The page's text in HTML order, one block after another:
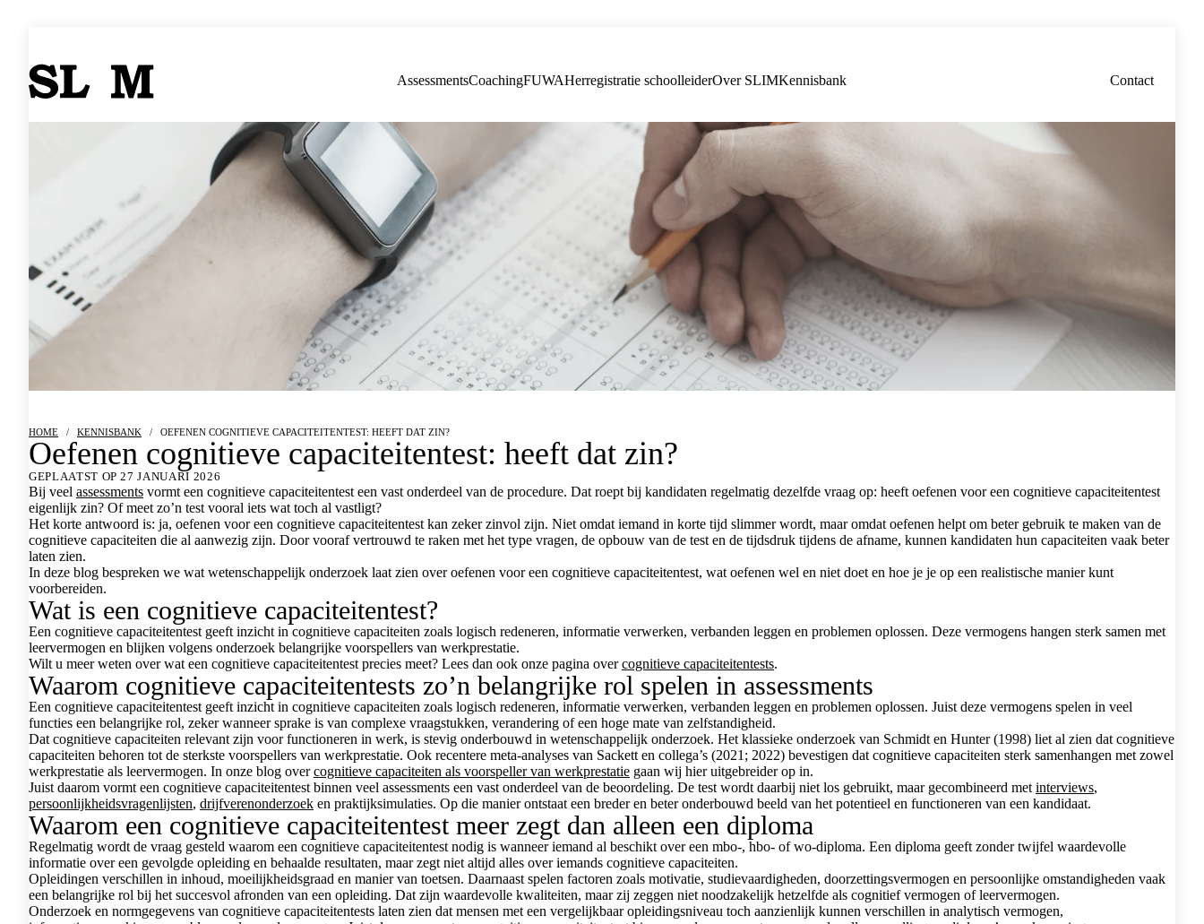
AssessmentsCoachingFUWAHerregistratie schoolleiderOver SLIMKennisbank Contact
HOME / KENNISBANK / OEFENEN COGNITIEVE CAPACITEITENTEST: HEEFT DAT ZIN?
Oefenen cognitieve capaciteitentest: heeft dat zin?
GEPLAATST OP 27 JANUARI 2026
Bij veel assessments vormt een cognitieve capaciteitentest een vast onderdeel van de procedure. Dat roept bij kandidaten regelmatig dezelfde vraag op: heeft oefenen voor een cognitieve capaciteitentest
eigenlijk zin? Of meet zo’n test vooral iets wat toch al vastligt?
Het korte antwoord is: ja, oefenen voor een cognitieve capaciteitentest kan zeker zinvol zijn. Niet omdat iemand in korte tijd slimmer wordt, maar omdat oefenen helpt om beter gebruik te maken van de
cognitieve capaciteiten die al aanwezig zijn. Door vooraf vertrouwd te raken met het type vragen, de opbouw van de test en de tijdsdruk tijdens de afname, kunnen kandidaten hun capaciteiten vaak beter
laten zien.
In deze blog bespreken we wat wetenschappelijk onderzoek laat zien over oefenen voor een cognitieve capaciteitentest, wat oefenen wel en niet doet en hoe je je op een realistische manier kunt
voorbereiden.
Wat is een cognitieve capaciteitentest?
Een cognitieve capaciteitentest geeft inzicht in cognitieve capaciteiten zoals logisch redeneren, informatie verwerken, verbanden leggen en problemen oplossen. Deze vermogens hangen sterk samen met
leervermogen en blijken volgens onderzoek belangrijke voorspellers van werkprestatie.
Wilt u meer weten over wat een cognitieve capaciteitentest precies meet? Lees dan ook onze pagina overcognitieve capaciteitentests.
Waarom cognitieve capaciteitentests zo’n belangrijke rol spelen in assessments
Een cognitieve capaciteitentest geeft inzicht in cognitieve capaciteiten zoals logisch redeneren, informatie verwerken, verbanden leggen en problemen oplossen. Juist deze vermogens spelen in veel
functies een belangrijke rol, zeker wanneer sprake is van complexe vraagstukken, verandering of een hoge mate van zelfstandigheid.
Dat cognitieve capaciteiten relevant zijn voor functioneren in werk, is stevig onderbouwd in wetenschappelijk onderzoek. Het klassieke onderzoek van Schmidt en Hunter (1998) liet al zien dat cognitieve
capaciteiten behoren tot de sterkste voorspellers van werkprestatie. Ook recentere meta-analyses van Sackett en collega’s (2021; 2022) bevestigen dat cognitieve capaciteiten sterk samenhangen met zowel
werkprestatie als leervermogen. In onze blog overcognitieve capaciteiten als voorspeller van werkprestatie gaan wij hier uitgebreider op in.
Juist daarom vormt een cognitieve capaciteitentest binnen veel assessments een vast onderdeel van de beoordeling. De test wordt daarbij niet los gebruikt, maar gecombineerd met interviews,
persoonlijkheidsvragenlijsten, drijfverenonderzoek en praktijksimulaties. Op die manier ontstaat een breder en beter onderbouwd beeld van het potentieel en functioneren van een kandidaat.
Waarom een cognitieve capaciteitentest meer zegt dan alleen een diploma
Regelmatig wordt de vraag gesteld waarom een cognitieve capaciteitentest nodig is wanneer iemand al beschikt over een mbo-, hbo- of wo-diploma. Een diploma geeft zonder twijfel waardevolle
informatie over een gevolgde opleiding en behaalde resultaten, maar zegt niet altijd alles over iemands cognitieve capaciteiten.
Opleidingen verschillen in inhoud, moeilijkheidsgraad en manier van toetsen. Daarnaast spelen factoren zoals motivatie, studievaardigheden, doorzettingsvermogen en persoonlijke omstandigheden vaak
een belangrijke rol bij het succesvol afronden van een opleiding. Dat zijn waardevolle kwaliteiten, maar zij zeggen niet noodzakelijk hetzelfde als cognitief vermogen of leervermogen.
Onderzoek en normgegevens van cognitieve capaciteitentests laten zien dat mensen met een vergelijkbaar opleidingsniveau toch aanzienlijk kunnen verschillen in analytisch vermogen,